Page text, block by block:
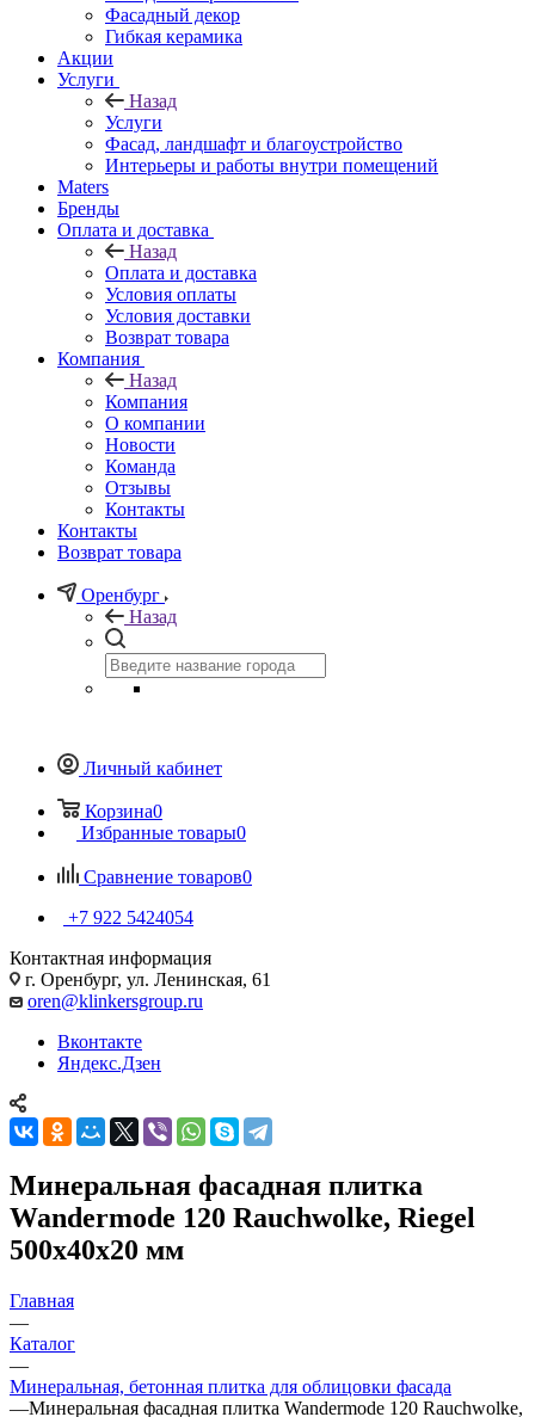
Фасадный декор
Гибкая керамика
Акции
Услуги
Назад
Услуги
Фасад, ландшафт и благоустройство
Интерьеры и работы внутри помещений
Maters
Бренды
Оплата и доставка
Назад
Оплата и доставка
Условия оплаты
Условия доставки
Возврат товара
Компания
Назад
Компания
О компании
Новости
Команда
Отзывы
Контакты
Контакты
Возврат товара
Оренбург
Назад
Личный кабинет
Корзина0
Избранные товары0
Сравнение товаров0
+7 922 5424054
Контактная информация
г. Оренбург, ул. Ленинская, 61
oren@klinkersgroup.ru
Вконтакте
Яндекс.Дзен
Минеральная фасадная плитка
Wandermode 120 Rauchwolke, Riegel
500х40х20 мм
Главная
—
Каталог
—
Минеральная, бетонная плитка для облицовки фасада
—Минеральная фасадная плитка Wandermode 120 Rauchwolke,